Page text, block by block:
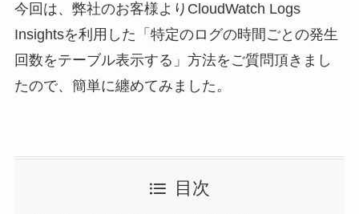
今回は、弊社のお客様よりCloudWatch Logs
Insightsを利用した「特定のログの時間ごとの発生
回数をテーブル表示する」方法をご質問頂きまし
たので、簡単に纏めてみました。
目次